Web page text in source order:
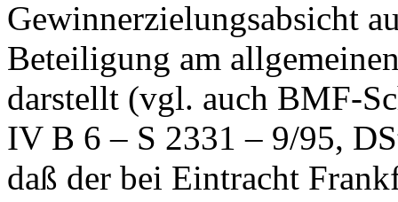
Gewinnerzielungsabsicht
Beteiligung am
darstellt (vgl. auch BMF-
IV B 6 – S 2331 – 9/95,
daß der bei Eintracht